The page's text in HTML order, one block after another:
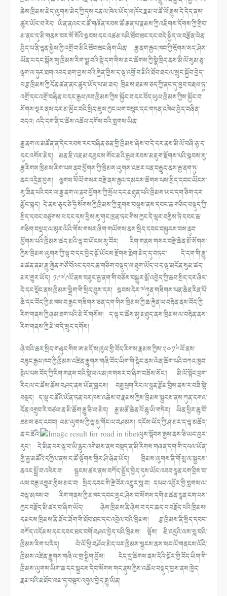
ཆེས་ཁྲིམས་མེད་ལུགས་མེད་ཀྱི་དུས་ངན་ལ་ཁེལ་ཡོད་ལ་ཁོང་རྣམ་པ་ཚོ་ལོ་རྒྱུས་དེ་དེད་ནས་
ཚུར་ཡོང་བ་རེད། ཡིན་ནའང་ང་ཚོ་གཞོན་རབས་ཚོ་རྒན་པ་རྣམས་ཀྱི་འཇིགས་དོགས་ཀྱི་གྲིབ་
མ་ནང་དུ་མི་གནས་བར་སོ་སོའི་སྐབས་དང་འཚམ་པའི་ཐོབ་ཐང་དང་བདེ་སྐྱིད་ལ་བརྩོན་ལེན་
བྱེད་པ་ནི་ལྷན་སྐྱེས་ཀྱི་འགྲོ་བ་མིའི་ཐོབ་ཐང་ཞིག་ཡིན། རྒྱ་ནག་རྒྱལ་ཁབ་ཀྱི་རྟོགས་སད་ཤེས་
ཡོན་པ་དང་སྒོས་སུ་ཁྲིམས་རིག་སྨྲ་བའི་སྡེ་དག་གིས་མང་ཚོགས་ཀྱི་སྣེ་ཁྲིད་ནས་མི་ལོ་སུམ་ཅུ་
ལྷག་ལ་ཧུར་ཐག་འབད་ཐག་བྱས་བའི་རྐྱེན་གྱིས་ད་ལྟ་འགྲོ་བ་མིའི་ཐོབ་ཐང་ལ་སྲུང་སྐྱོབ་བྱེད་
པ་རྩ་ཁྲིམས་ཀྱི་དོན་ཚན་ནང་ཚུད་ཡོད་པ་མ་ཟད། ཁྲིམས་ཐམས་ཅད་ཀྱི་ནང་དུ་ཁྱབ་བརྡལ་ཏུ་
འགྲོ་དང་འགྲོ་བཞིན་པ་དང་རྒྱལ་ཁབ་ཁྲིམས་ཀྱིས་སྐྱོང་བ་དང་བོད་ཡུལ་ཁྲིམས་ཀྱིས་སྐྱོང་བ་
སོགས་སྔར་ནས་དར་མ་མྱོང་བའི་སྲིད་ཇུས་ཀྱང་ལག་བསྟར་དང་གཏན་འཁེལ་བྱེད་བཞིན་
བདའ། འདི་དག་ནི་ང་ཚོས་འཚོལ་དགོས་བའི་གླགས་ཡིན།
རྒྱ་ནག་ལ་མཚོན་ན་དེང་རབས་རང་བཞིན་ཅན་གྱི་ཁྲིམས་ཞེས་བ་དེ་དར་ནས་མི་ལོ་བཞི་ཅུ་ད་
དུང་འགོར་མེད། མན་ཇི་འཇམ་དབྱངས་གོང་མའི་རྒྱལ་རབས་མཇུག་རྫོགས་པའི་སྐབས་སུ་
རྒྱ་རིགས་ཁྲིམས་རིག་པས་ནུབ་ཕྱོགས་ཀྱི་ཁྲིམས་ལུགས་འཇར་པན་བརྒྱུད་ནས་རྒྱ་ནག་ཏུ་
ནང་འདྲེན་བྱས། ལྕགས་ཕོ་ལོ་གསར་བརྗེ་ནས་རྒྱལ་དམངས་ཚོགས་པས་སྲིད་དབང་ཡོངས་
སུ་ཟིན་པའི་བར་ལ་རྒྱ་ནག་ལ་ནུབ་ཕྱོགས་ཀྱི་སྲོལ་དང་མཐུན་པའི་ཁྲིམས་ཡང་དག་ཅིག་དར་
མྱོང་སྐད། དེ་ནས་ཅཱང་ཅེ་ཧྲི་སོགས་ཀྱི་ཁྲིམས་ཀྱི་གླགས་བལྟས་ནས་དབང་ཆ་གཅིད་བསྡུད་ཀྱི་
སྲིད་དབང་བཙུགས་པ་དང་དུས་ཕྱིས་སུ་གུང་ཁྲན་ཏང་གིས་ཀྱང་དེ་ལྟར་བགྱིས་ཏེ་དབང་ཆ་
གཅིག་བསྡུད་ལ་མཱར་ལེའི་གོས་གསར་ཞིག་གཡོགས་ནས་སྲིད་དབང་བསྐྱངས་བས་ནུབ་
ཕྱོགས་པའི་ཁྲིམས་ཚད་མའི་ལྟ་བ་ཡོངས་སུ་བོར། རིག་གནས་གསར་བརྗེ་ཆེན་མོ་སོགས་
ཀྱིས་ཁྲིམས་ལུགས་ཀྱི་ལྟ་བ་དང་བྱེད་སྒོ་ཡོངས་རྫོགས་རྨེག་མེད་དུ་བཏང་། དེ་དག་གི་རྒྱུ་
མཚན་ནམ་རྒྱུ་རྐྱེན་གཙོ་བོའང་དབང་ཆ་གཅིག་བསྡུད་ལ་ཐུག་ཡོད་པ་ད་ལྟ་མངོན་སུམ་ཚད་
མར་གྱུར་ཡོད། ༡༩༧༩ལོ་ནས་བཟུང་རྒྱ་ནག་གི་བཅོས་བསྒྱུར་སྒོ་འབྱེད་ཀྱི་ཆབ་སྲིད་དར་ཞིང་
དེ་དང་སྡོང་ནས་ཁྲིམས་སྒྲིག་གི་སྲིད་བྱུས་དར། སྐབས་དེར་༧ཀུན་གཟིགས་པན་ཆེན་རིན་པོ་
ཆེ་དང་བོད་ཀྱི་མཁས་བ་རྒྱང་གཟིགས་ཅན་དག་གིས་ཁྲིམས་ཀྱི་ཆ་རྐྱེན་ལ་བརྟེན་ནས་བོད་ཀྱི་
རིག་གནས་ཀྱི་ཉམ་ཐག་པའི་མེ་རོ་གསོས། ད་ལྟ་ང་ཚོས་མུ་མཐུད་ནས་ཁྲིམས་ལ་བརྟེན་ནས་
རིག་གནས་ཀྱི་མེ་ཁ་དེ་སྲུང་དགོས།
ཉེ་བའི་ཆར་སྲིད་གཞུང་གིས་ཨ་མདོ་ས་ཁུལ་གྱི་བོད་རིགས་རྣམས་ཀྱིས་༢༠༡༦ལོ་ནས་
བཟུང་རྒྱལ་ཁབ་ཀྱི་ཁྲིམས་འཛིན་རྒྱུགས་གཞི་བོད་ཡིག་གི་སྟེང་ནས་ལེན་ཆོག་པའི་བཀའ་ཁྱབ་
སྤེལ་པས་བོད་ཀྱི་རིག་གནས་བའི་སྡེ་ལ་ལམ་ཁ་གསར་བ་ཞིག་བཟོས་སོང་། མི་ལོ་སྟོང་ཕྲག་
རིང་ལ་ང་ཚོས་ཆོས་བཤད་ནས་ཡོན་བླངས། བརྒྱ་ཕྲག་རིང་ལ་སྙན་རྩོམ་བྲིས་ནས་ར་བཟི་སྟེ་
བསྡད། ད་ལྟ་ང་ཚོའི་ཡོན་ཏན་པར་ཁས་འཆེས་བ་རྣམས་ཀྱིས་ཁྲིམས་སྦྱངས་ནས་ཀུན་དགའ་
དོན་འགྲུབ་རེ་བཙལ་ན་མི་ཆོག་རྒྱུ་ཅི་ལ་མེད། རྒྱ་མཚོ་ཆེན་པོ་ཆུ་ཡི་གཏེར། ཡིན་ཕྱིར་ཆུ་བོ་
ཐམས་ཅད་འབབ། ལམ་ལུགས་ཀྱི་ལྷ་སྐུ་གོང་ལ་བཤམས། དངོས་ཡོད་ཀྱི་ཤ་མར་ད་ལྟ་མཆོད་
ན་ང་ཚོའི་
ལུས་སྟོབས་རྒྱས་ནས་ཅི་ཡང་བྱར་
རུང་། དེ་མིན་པར་ལྟ་བ་ཡི་རླུང་འགེམས་ནས་བསྡད་ན་མི་རིགས་གཞན་དག་གི་དཔལ་ཡོན་
གྱི་རྒྱ་མཚོའི་དཀྱིལ་ནས་ང་ཚོ་ལྟོགས་གྲིར་ཤི་ཉེན་ཡོད། ཁྲིམས་ལུགས་ནི་གོ་སླ་ལ་སྦྱངས་
ནའང་སྤྲོ་བ་འཕེར་བ། སྦྱངས་ཚར་ནས་བཀོད་སྤྱོད་བྱེད་དུས་ཡོང་འབབ་སྙན་ངག་བྲིས་བ་
ལས་བརྒྱ་འགྱུར་གྱིས་མང་བ། སྲིད་དབང་གི་རྗེ་བོར་འགྱུར་སླ་བ། དཔལ་འབྱོར་གྱི་གླགས་ལ་
བལྟ་མཁས་བ། རིག་གནས་ཀྱི་མཁར་དབང་སྲུང་ཤེས་བ་སོགས་དགེ་མཚན་སྙན་ངག་པས་
ཀྱང་བརྗོད་མི་ཚར་བ་ཞིག་ཡོད། ཉེས་ཁྲིམས་ནི་ཉེས་བ་དང་ཆད་པ་བརྗོད་པའི་ཁྲིམས།
དམངས་ཁྲིམས་ནི་ཟོང་ཟོག་གི་ཐོབ་ཐང་དང་འབྲེལ་བའི་ཁྲིམས། རྩ་ཁྲིམས་ནི་སྲིད་དབང་
བཀོད་འདོམས་དང་དབང་ཐང་བགོ་བཤའ་བྱེད་པའི་ཁྲིམས། ལྟོས། ཇི་འདྲའི་ལས་སླ་བའི་
ཁྲིམས་རིག་པ་རེད། ལེ་ལོ་ཕྱི་བཤོལ་མེད་པར་ཁྲིམས་སྦྱངས་ནས་སང་ལོ་གནངས་ལོའི་
ཁྲིམས་འཛིན་རྒྱུགས་གཞི་ལ་གྲ་སྒྲིག་བྱོས། ངེད་དྲ་ཚིགས་ནས་དེའི་སྐོར་གྱི་བོད་ཡིག་གི་
ཁྲིམས་ལུགས་ཡིག་ཆ་དང་སྦྱངས་དེབ་སོགས་གང་ནུས་ཀྱིས་འཚོལ་བསྡུད་བྱས་ནས་ཁྱེད་
རྣམ་པའི་མཐོང་ལམ་དུ་བསྟར་འབུལ་བྱེད་རྒྱུ་ཡིན།